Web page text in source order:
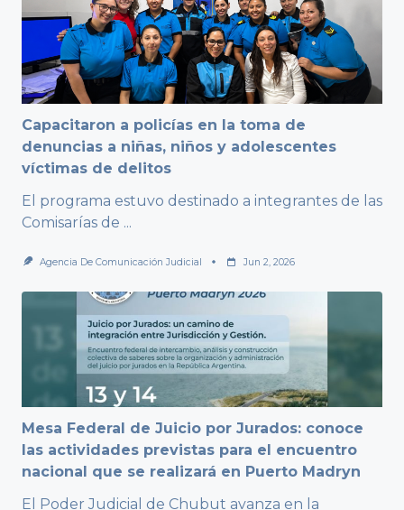
Capacitaron a policías en la toma de
denuncias a niñas, niños y adolescentes
víctimas de delitos
El programa estuvo destinado a integrantes de las
Comisarías de ...
Agencia De Comunicación Judicial Jun 2, 2026
Mesa Federal de Juicio por Jurados: conoce
las actividades previstas para el encuentro
nacional que se realizará en Puerto Madryn
El Poder Judicial de Chubut avanza en la